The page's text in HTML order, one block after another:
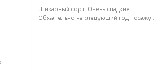
Шикарный сорт. Очень сладкие.
Обязательно на следующий год посажу..